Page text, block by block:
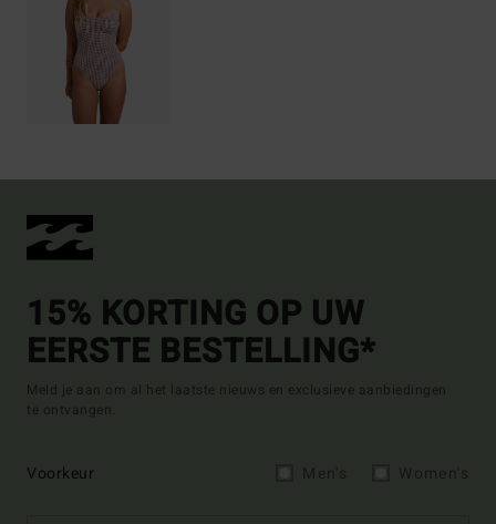
15% KORTING OP UW
EERSTE BESTELLING*
Meld je aan om al het laatste nieuws en exclusieve aanbiedingen
te ontvangen.
Voorkeur